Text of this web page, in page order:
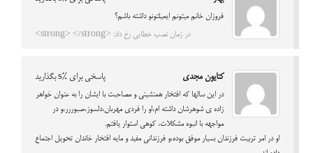
فروزان خانم میتونم ایمیلتونو داشته باشم؟
در زمان نصب خطایی رخ داد: <strong> </strong>
کتایون مجدی پاسخی برای %s بگذارید
در این سالها که افتخار همنشینی و مصاحبت با ایشان را به عنوان خواهر
زاده ی شوهرشان داشته ام،او را فردی مهربان،دلسوز،صبوررر،و در
مواجهه با انبوه مشکلات، کوهی استوار یافتم.
او در امر تربیت فرزندان بسیار موفق بوده،و فرزندانی مفید و مایه افتخار خاندان تحویل اجتماع